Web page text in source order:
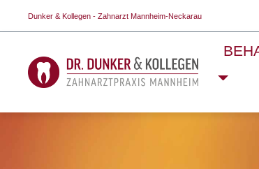
Dunker & Kollegen - Zahnarzt Mannheim-Neckarau